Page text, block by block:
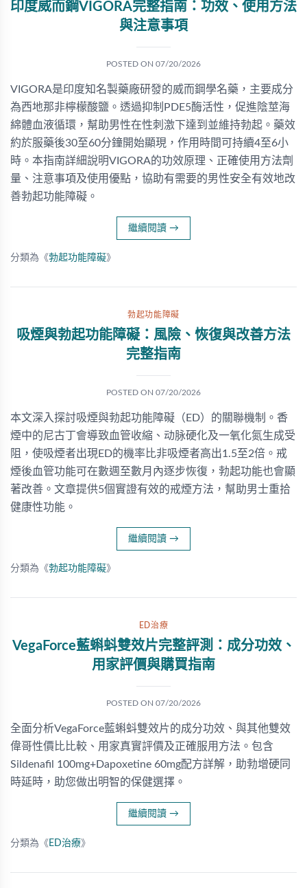
印度威而鋼VIGORA完整指南：功效、使用方法
與注意事項
POSTED ON 07/20/2026
VIGORA是印度知名製藥廠研發的威而鋼學名藥，主要成分
為西地那非檸檬酸鹽。透過抑制PDE5酶活性，促進陰莖海
綿體血液循環，幫助男性在性刺激下達到並維持勃起。藥效
約於服藥後30至60分鐘開始顯現，作用時間可持續4至6小
時。本指南詳細說明VIGORA的功效原理、正確使用方法劑
量、注意事項及使用優點，協助有需要的男性安全有效地改
善勃起功能障礙。
繼續閱讀 →
分類為《勃起功能障礙》
勃起功能障礙
吸煙與勃起功能障礙：風險、恢復與改善方法
完整指南
POSTED ON 07/20/2026
本文深入探討吸煙與勃起功能障礙（ED）的關聯機制。香
煙中的尼古丁會導致血管收縮、动脉硬化及一氧化氮生成受
阻，使吸煙者出現ED的機率比非吸煙者高出1.5至2倍。戒
煙後血管功能可在數週至數月內逐步恢復，勃起功能也會顯
著改善。文章提供5個實證有效的戒煙方法，幫助男士重拾
健康性功能。
繼續閱讀 →
分類為《勃起功能障礙》
ED治療
VegaForce藍蝌蚪雙效片完整評測：成分功效、
用家評價與購買指南
POSTED ON 07/20/2026
全面分析VegaForce藍蝌蚪雙效片的成分功效、與其他雙效
偉哥性價比比較、用家真實評價及正確服用方法。包含
Sildenafil 100mg+Dapoxetine 60mg配方詳解，助勃增硬同
時延時，助您做出明智的保健選擇。
繼續閱讀 →
分類為《 ED治療》